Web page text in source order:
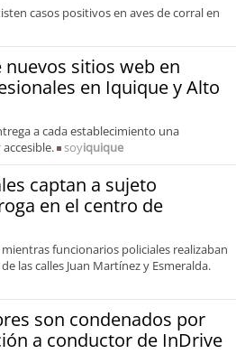
casos positivos en aves de corral en
sitios web en
en Iquique y Alto
a cada establecimiento una
soyiquique
captan a sujeto
en el centro de
funcionarios policiales realizaban
las calles Juan Martínez y Esmeralda.
son condenados por
a conductor de InDrive